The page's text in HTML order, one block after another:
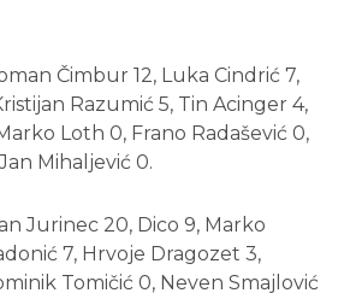
Čimbur 12, Luka Cindrić 7,
Razumić 5, Tin Acinger 4,
Loth 0, Frano Radašević 0,
Mihaljević 0.
Jurinec 20, Dico 9, Marko
7, Hrvoje Dragozet 3,
Tomičić 0, Neven Smajlović